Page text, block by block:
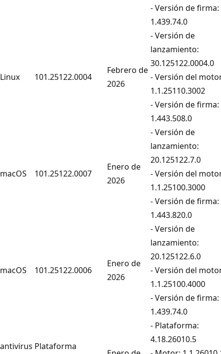
- Versión de firma:
1.439.74.0
Linux 101.25122.0004
Febrero de
2026
- Versión de
lanzamiento:
30.125122.0004.0
- Versión del
1.1.25110.3002
- Versión de firma:
1.443.508.0
macOS 101.25122.0007
Enero de
2026
- Versión de
lanzamiento:
20.125122.7.0
- Versión del
1.1.25100.3000
- Versión de firma:
1.443.820.0
macOS 101.25122.0006
Enero de
2026
- Versión de
lanzamiento:
20.125122.6.0
- Versión del
1.1.25100.4000
- Versión de firma:
1.439.74.0
antivirus Plataforma
- Plataforma:
4.18.26010.5